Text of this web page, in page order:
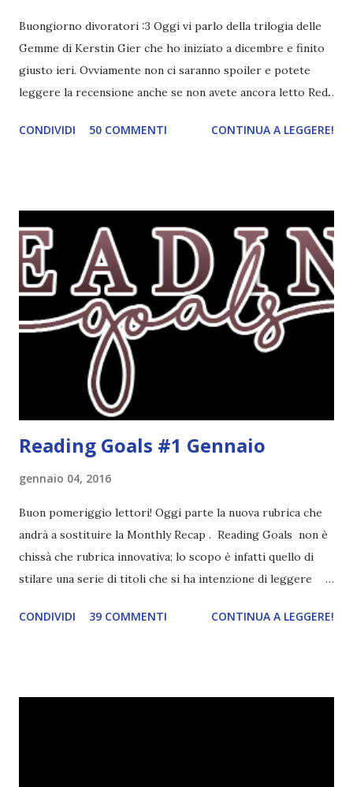
Buongiorno divoratori :3 Oggi vi parlo della trilogia delle
Gemme di Kerstin Gier che ho iniziato a dicembre e finito
giusto ieri. Ovviamente non ci saranno spoiler e potete
leggere la recensione anche se non avete ancora letto Red.
Green sono state delle letture molto piacevoli ma non
potete capire le mie aspettative! Innanzitutto, se la Gier o
la ce avesse deciso di pubblicare la trilogia in un unico libro,
probabilmente lo avrei apprezzato molto di più. Red è
molto introduttivo, nel senso che in trecento pagine non
succede un bel niente. E non ha nemmeno un finale ._.
finisce esattamente nel bel mezzo della storia (anzi, quale
"mezzo" della storia? Questa storia ha praticamente solo
l'inizio!). Stessa cosa con Blue , stessa...
CONDIVIDI 50 COMMENTI CONTINUA A LEGGERE!
Reading Goals #1 Gennaio
gennaio 04, 2016
Buon pomeriggio lettori! Oggi parte la nuova rubrica che
andrà a sostituire la Monthly Recap . Reading Goals non è
chissà che rubrica innovativa; lo scopo è infatti quello di
stilare una serie di titoli che si ha intenzione di leggere
una rubrica per tenere sotto controllo le reading
CONDIVIDI 39 COMMENTI CONTINUA A LEGGERE!